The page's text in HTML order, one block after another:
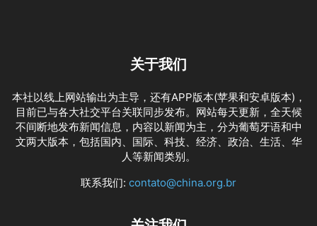
关于我们
本社以线上网站输出为主导，还有APP版本(苹果和安卓版本)，
目前已与各大社交平台关联同步发布。网站每天更新，全天候
不间断地发布新闻信息，内容以新闻为主，分为葡萄牙语和中
文两大版本，包括国内、国际、科技、经济、政治、生活、华
人等新闻类别。
联系我们: contato@china.org.br